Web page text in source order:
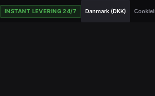
INSTANT LEVERING 24/7 Danmark (DKK)